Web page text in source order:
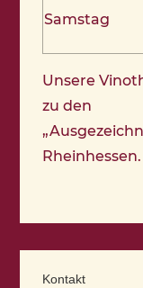
Samstag
Unsere
zu den
Rheinhessen.
Kontakt